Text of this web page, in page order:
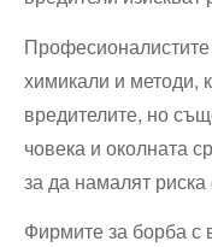
Професионалистите
химикали и методи,
вредителите, но
човека и околната
за да намалят
Фирмите за борба с